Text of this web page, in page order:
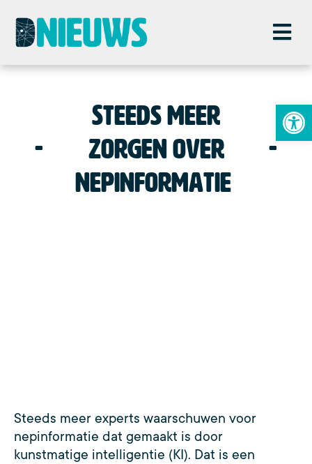
Steeds meer
zorgen over
nepinformatie
Steeds meer experts waarschuwen voor
nepinformatie dat gemaakt is door
kunstmatige intelligentie (KI). Dat is een